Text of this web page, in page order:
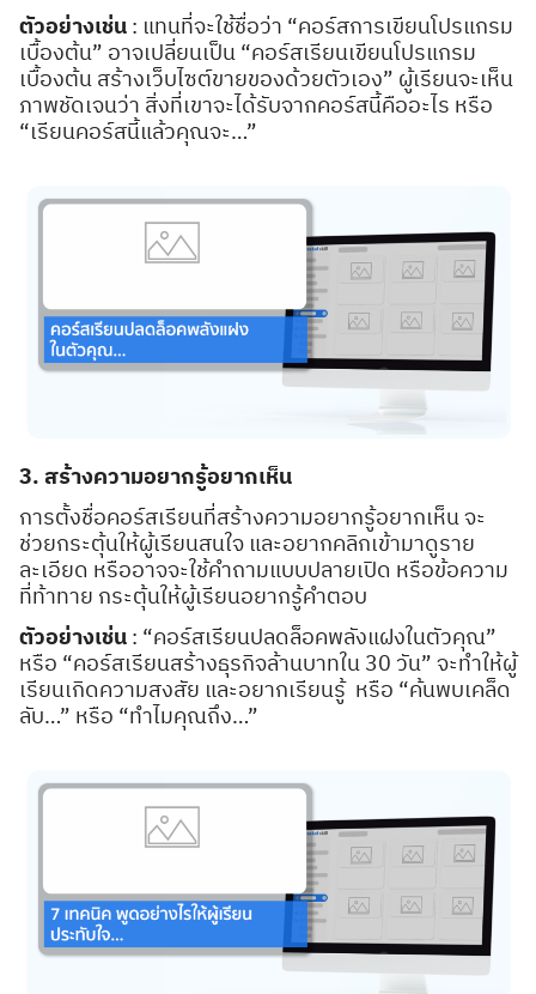
Search
ตัวอย่างเช่น : แทนที่จะใช้ชื่อว่า “คอร์สการเขียนโปรแกรม
เบื้องต้น” อาจเปลี่ยนเป็น “คอร์สเรียนเขียนโปรแกรม
เบื้องต้น สร้างเว็บไซต์ขายของด้วยตัวเอง” ผู้เรียนจะเห็น
ภาพชัดเจนว่า สิ่งที่เขาจะได้รับจากคอร์สนี้คืออะไร หรือ
“เรียนคอร์สนี้แล้วคุณจะ…”
3. สร้างความอยากรู้อยากเห็น
การตั้งชื่อคอร์สเรียนที่สร้างความอยากรู้อยากเห็น จะ
ช่วยกระตุ้นให้ผู้เรียนสนใจ และอยากคลิกเข้ามาดูราย
ละเอียด หรืออาจจะใช้คำถามแบบปลายเปิด หรือข้อความ
ที่ท้าทาย กระตุ้นให้ผู้เรียนอยากรู้คำตอบ
ตัวอย่างเช่น : “คอร์สเรียนปลดล็อคพลังแฝงในตัวคุณ”
หรือ “คอร์สเรียนสร้างธุรกิจล้านบาทใน 30 วัน” จะทำให้ผู้
เรียนเกิดความสงสัย และอยากเรียนรู้ หรือ “ค้นพบเคล็ด
ลับ…” หรือ “ทำไมคุณถึง…”